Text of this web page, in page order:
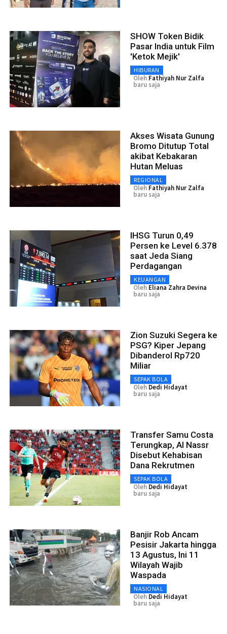
SHOW Token Bidik
Pasar India untuk Film
'Ketok Mejik'
HIBURAN
Oleh Fathiyah Nur Zalfa
baru saja
Akses Wisata Gunung
Bromo Ditutup Total
akibat Kebakaran
Hutan Meluas
REGIONAL
Oleh Fathiyah Nur Zalfa
baru saja
IHSG Turun 0,49
Persen ke Level 6.378
saat Jeda Siang
Perdagangan
KEUANGAN
Oleh Eliana Zahra Devina
baru saja
Zion Suzuki Segera ke
PSG? Kiper Jepang
Dibanderol Rp720
Miliar
SEPAK BOLA
Oleh Dedi Hidayat
baru saja
Transfer Samu Costa
Terungkap, Al Nassr
Disebut Kehabisan
Dana Rekrutmen
SEPAK BOLA
Oleh Dedi Hidayat
baru saja
Banjir Rob Ancam
Pesisir Jakarta hingga
13 Agustus, Ini 11
Wilayah Wajib
Waspada
NASIONAL
Oleh Dedi Hidayat
baru saja